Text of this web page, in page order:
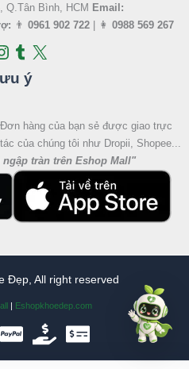
Q.Tân Bình, HCM Email:
👨 0961 902 722| 👩 0988 569 267
ý
hàng của bạn sẻ được giao trực
của chúng tôi như Dropii, Shopee...
tràn trên Eshop Mall"
Đẹp, All right reserved
| Eshopkhoedep.com